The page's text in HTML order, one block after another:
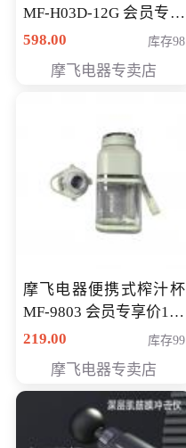
MF-H03D-12G 会员专享
价398元
598.00 库存98
摩飞电器专卖店
摩飞电器便携式榨汁杯
MF-9803 会员专享价138
元
219.00 库存99
摩飞电器专卖店